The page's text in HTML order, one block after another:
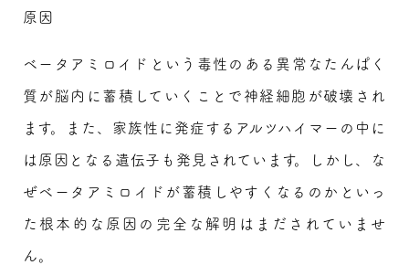
原因
ベータアミロイドという毒性のある異常なたんぱく
質が脳内に蓄積していくことで神経細胞が破壊され
ます。また、家族性に発症するアルツハイマーの中に
は原因となる遺伝子も発見されています。しかし、な
ぜベータアミロイドが蓄積しやすくなるのかといっ
た根本的な原因の完全な解明はまだされていませ
ん。